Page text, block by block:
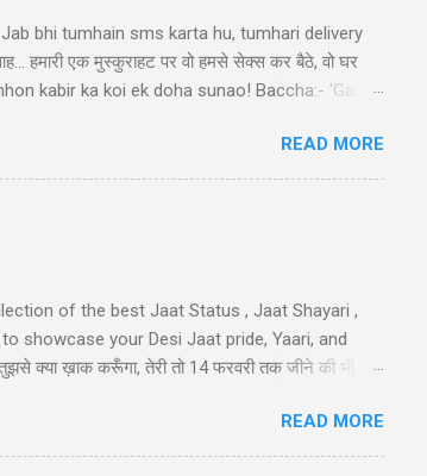
Jab bhi tumhain sms karta hu, tumhari delivery
हमारी एक मुस्कुराहट पर वो हमसे सेक्स कर बैठे, वो घर
kabir ka koi ek doha sunao! Baccha:- 'Ganga
mera thodasa nimbu kya nichod diya,
नहीं कि... तुम आरजू तो करो मोहब्बत की, हम इतने भी गरीब
Gum k pyalo ko piya nahi ka...
READ MORE
of the best Jaat Status , Jaat Shayari ,
showcase your Desi Jaat pride, Yaari, and
क्या ख़ाक करूँगा, तेरी तो 14 फरवरी तक जीने की भी
बैन है, जाट उन कामा का फैन है..!! 40-Jaat-Jat-Jatt !!
READ MORE